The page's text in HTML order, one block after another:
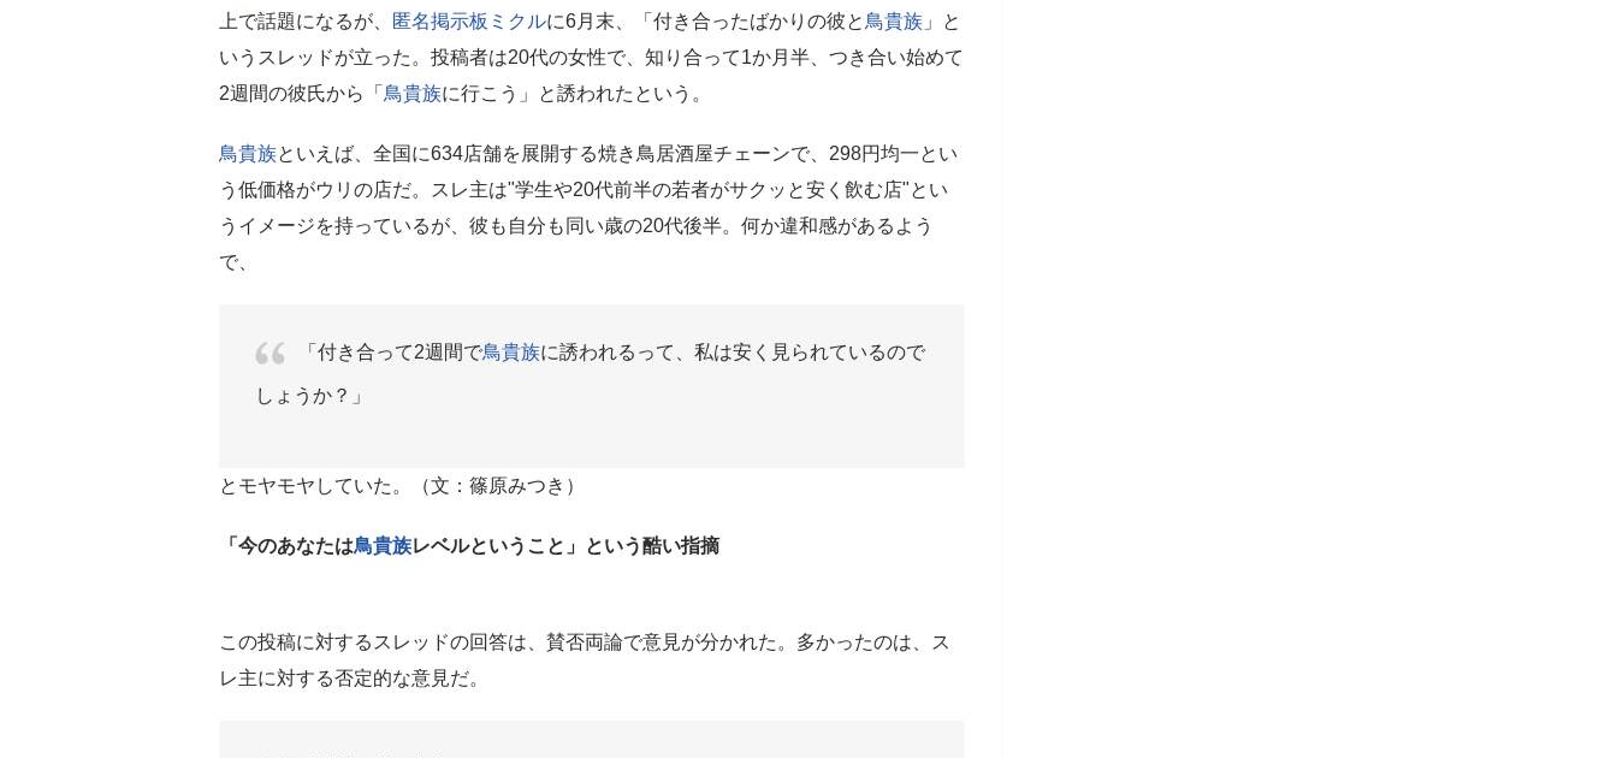
上で話題になるが、
匿名掲示板ミクルに6月末、「付き合ったばかりの彼と 鳥貴族 」と
いうスレッドが立った。投稿者は20代の女性で、知り合って1か月半、つき合い始めて
2週間の彼氏から「 鳥貴族に行こう」と誘われたという。
鳥貴族といえば、全国に634店舗を展開する焼き鳥居酒屋チェーンで、298円均一とい
う低価格がウリの店だ。スレ主は"学生や20代前半の若者がサクッと安く飲む店"とい
うイメージを持っているが、彼も自分も同い歳の20代後半。何か違和感があるよう
で、
「付き合って2週間で鳥貴族に誘われるって、私は安く見られているので
しょうか？」
とモヤモヤしていた。（文：篠原みつき）
「今のあなたは鳥貴族レベルということ」という酷い指摘
この投稿に対するスレッドの回答は、賛否両論で意見が分かれた。多かったのは、ス
レ主に対する否定的な意見だ。